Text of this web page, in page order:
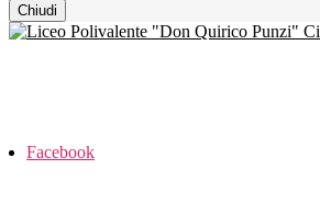
Chiudi
Facebook